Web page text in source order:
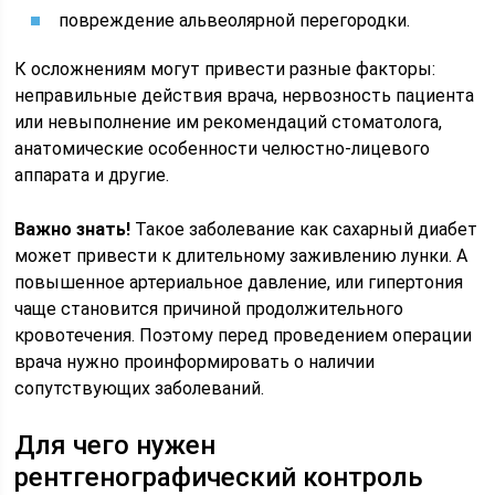
повреждение альвеолярной перегородки.
К осложнениям могут привести разные факторы:
неправильные действия врача, нервозность пациента
или невыполнение им рекомендаций стоматолога,
анатомические особенности челюстно-лицевого
аппарата и другие.
Важно знать! Такое заболевание как сахарный диабет
может привести к длительному заживлению лунки. А
повышенное артериальное давление, или гипертония
чаще становится причиной продолжительного
кровотечения. Поэтому перед проведением операции
врача нужно проинформировать о наличии
сопутствующих заболеваний.
Для чего нужен
рентгенографический контроль